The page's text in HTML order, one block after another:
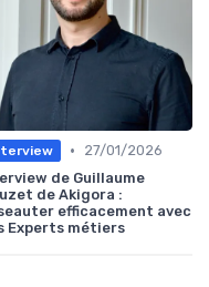
•
27/01/2026
de Guillaume
de Akigora :
efficacement avec
Experts métiers